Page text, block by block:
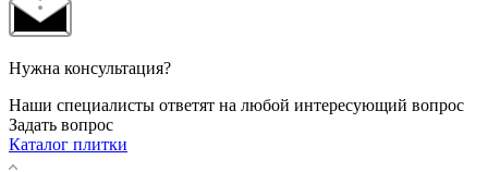
Нужна консультация?
Наши специалисты ответят на любой интересующий вопрос
Задать вопрос
Каталог плитки